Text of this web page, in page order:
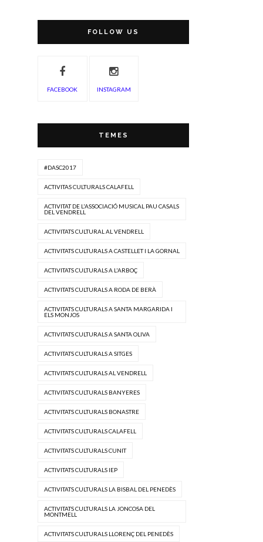
FOLLOW US
FACEBOOK INSTAGRAM
TEMES
#DASC2017
ACTIVITAS CULTURALS CALAFELL
ACTIVITAT DE L'ASSOCIACIÓ MUSICAL PAU CASALS
DEL VENDRELL
ACTIVITATS CULTURAL AL VENDRELL
ACTIVITATS CULTURALS A CASTELLET I LA GORNAL
ACTIVITATS CULTURALS A L'ARBOÇ
ACTIVITATS CULTURALS A RODA DE BERÀ
ACTIVITATS CULTURALS A SANTA MARGARIDA I
ELS MONJOS
ACTIVITATS CULTURALS A SANTA OLIVA
ACTIVITATS CULTURALS A SITGES
ACTIVITATS CULTURALS AL VENDRELL
ACTIVITATS CULTURALS BANYERES
ACTIVITATS CULTURALS BONASTRE
ACTIVITATS CULTURALS CALAFELL
ACTIVITATS CULTURALS CUNIT
ACTIVITATS CULTURALS IEP
ACTIVITATS CULTURALS LA BISBAL DEL PENEDÈS
ACTIVITATS CULTURALS LA JONCOSA DEL
MONTMELL
ACTIVITATS CULTURALS LLORENÇ DEL PENEDÈS